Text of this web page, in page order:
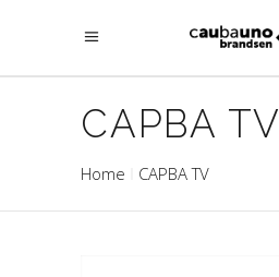
CAPBA TV
Home CAPBA TV